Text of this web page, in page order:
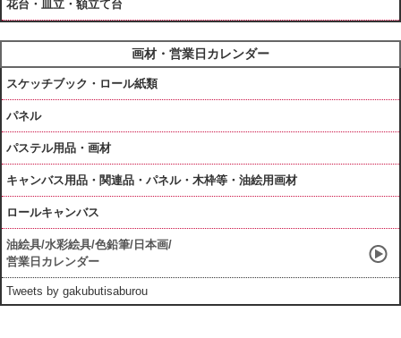
花台・皿立・額立て台
画材・営業日カレンダー
スケッチブック・ロール紙類
パネル
パステル用品・画材
キャンバス用品・関連品・パネル・木枠等・油絵用画材
ロールキャンバス
油絵具/水彩絵具/色鉛筆/日本画/
営業日カレンダー
Tweets by gakubutisaburou